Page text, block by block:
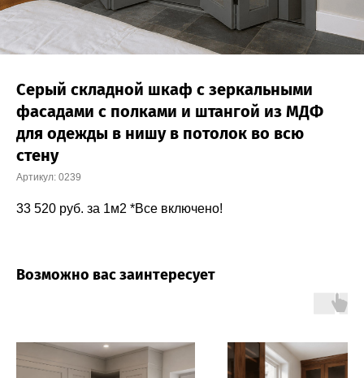
Серый складной шкаф с зеркальными
фасадами с полками и штангой из МДФ
для одежды в нишу в потолок во всю
стену
Артикул: 0239
33 520 руб. за 1м2 *Все включено!
Возможно вас заинтересует